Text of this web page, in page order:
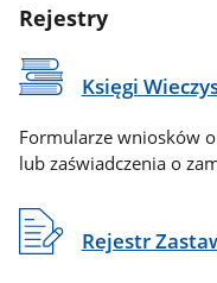
Rejestry
Księgi
Formularze wniosków
lub zaświadczenia o
Rejestr